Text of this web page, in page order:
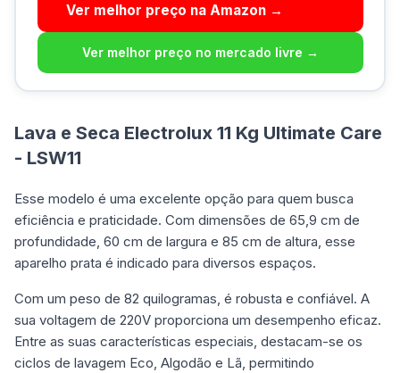
Ver melhor preço na Amazon →
Ver melhor preço no mercado livre →
Lava e Seca Electrolux 11 Kg Ultimate Care
- LSW11
Esse modelo é uma excelente opção para quem busca
eficiência e praticidade. Com dimensões de 65,9 cm de
profundidade, 60 cm de largura e 85 cm de altura, esse
aparelho prata é indicado para diversos espaços.
Com um peso de 82 quilogramas, é robusta e confiável. A
sua voltagem de 220V proporciona um desempenho eficaz.
Entre as suas características especiais, destacam-se os
ciclos de lavagem Eco, Algodão e Lã, permitindo